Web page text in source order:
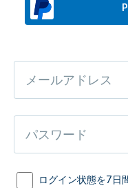
ログイン状態を7日